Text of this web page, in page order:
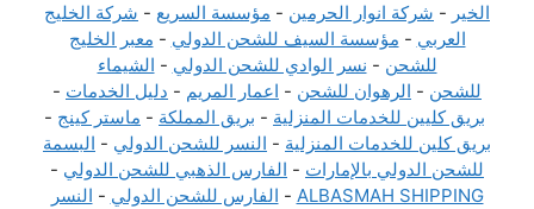
الخير - شركة انوار الحرمين - مؤسسة السريع - شركة الخليج
العربي - مؤسسة السيف للشحن الدولي - معبر الخليج
للشحن - نسر الوادي للشحن الدولي - الشيماء
للشحن - الرهوان للشحن - اعمار المريم - دليل الخدمات -
بريق كليين للخدمات المنزلية - بريق المملكة - ماستر كينج -
بريق كلين للخدمات المنزلية - النسر للشحن الدولي - البسمة
للشحن الدولي بالإمارات - الفارس الذهبي للشحن الدولي -
ALBASMAH SHIPPING
- الفارس للشحن الدولي - النسر